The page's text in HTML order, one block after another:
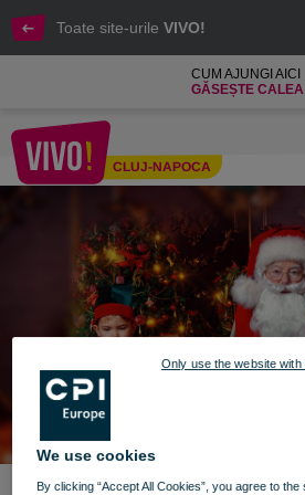
Toate site-urile VIVO!
CUM AJUNGI AICI
GĂSEȘTE CALEA
CLUJ-NAPOCA
Sărbători de poveste la VIVO!
We use cookies
By clicking “Accept All Cookies”, you agree to
Only use the website